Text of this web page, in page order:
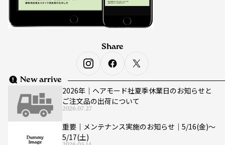
New arrive
2026年｜ヘアモード社夏季休業日のお知らせと
ご注文品の出荷について
2026.07.27
重要｜メンテナンス実施のお知らせ｜5/16(金)〜
5/17(土)
Share